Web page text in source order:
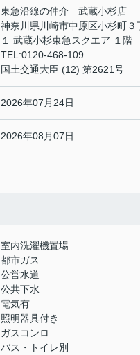
東急沿線の仲介 武蔵小杉店
神奈川県川崎市中原区小杉町３
１ 武蔵小杉東急スクエア １階
TEL:0120-468-109
国土交通大臣 (12) 第2621号
2026年07月24日
2026年08月07日
室内洗濯機置場
都市ガス
公営水道
公共下水
電気有
照明器具付き
ガスコンロ
バス・トイレ別